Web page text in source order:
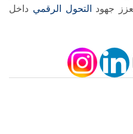
جهود التحول الرقمي داخل